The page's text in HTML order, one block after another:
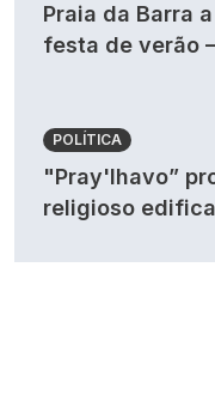
Praia da Barra
festa de verão
POLÍTICA
"Pray'lhavo”
religioso